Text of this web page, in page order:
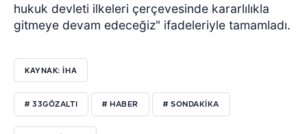
hukuk devleti ilkeleri çerçevesinde kararlılıkla
gitmeye devam edeceğiz" ifadeleriyle tamamladı.
KAYNAK: İHA
# 33GÖZALTI # HABER # SONDAKIKA